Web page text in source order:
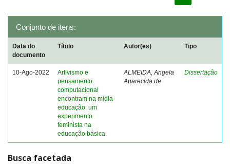
Conjunto de itens:
Data do
documento
Título Autor(es) Tipo
10-Ago-2022
Artivismo e
pensamento
computacional
encontram na mídia-
educação: um
experimento
feminista na
educação básica.
ALMEIDA, Angela
Aparecida de
Dissertação
Busca facetada